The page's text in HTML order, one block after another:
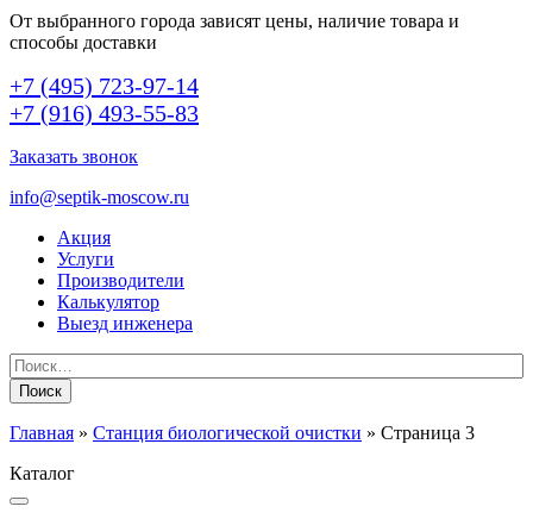
От выбранного города зависят цены, наличие товара и
способы доставки
+7 (495) 723-97-14
+7 (916) 493-55-83
Заказать звонок
info@septik-moscow.ru
Акция
Услуги
Производители
Калькулятор
Выезд инженера
Найти:
Главная » Станция биологической очистки » Страница 3
Каталог